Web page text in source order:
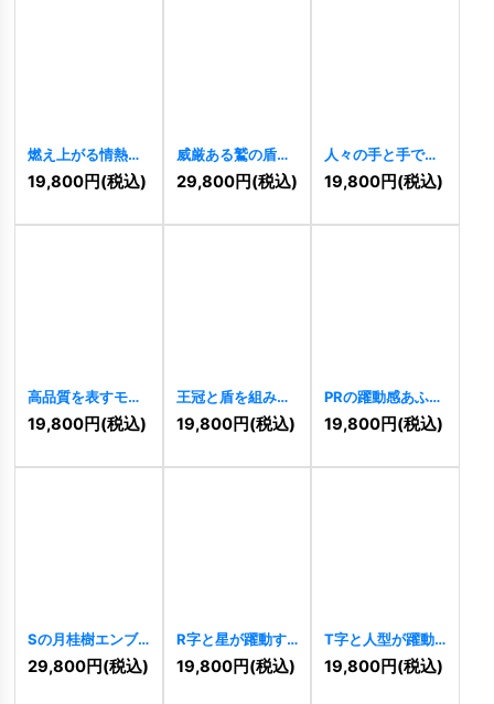
燃え上がる情熱を
象徴するイーグル
のロゴ [ 11490]
19,800円(税込)
威厳ある鷲の盾ロ
ゴ[ 11472]
29,800円(税込)
人々の手と手で築
く王冠のコミュニ
ティロゴ 11454]
19,800円(税込)
高品質を表すモダ
ンな王冠ロゴ
11410 ]
19,800円(税込)
王冠と盾を組み合
わせた「BN」の威
厳あるロゴ
19,800円(税込)
PRの躍動感あふれ
るスピードロゴ
11346 ]
19,800円(税込)
Sの月桂樹エンブ
レムロゴ[11306]
29,800円(税込)
R字と星が躍動す
る先進的成長ロゴ
11296 ]
19,800円(税込)
T字と人型が躍動
する情熱の成長ロ
ゴ [ 11290 ]
19,800円(税込)